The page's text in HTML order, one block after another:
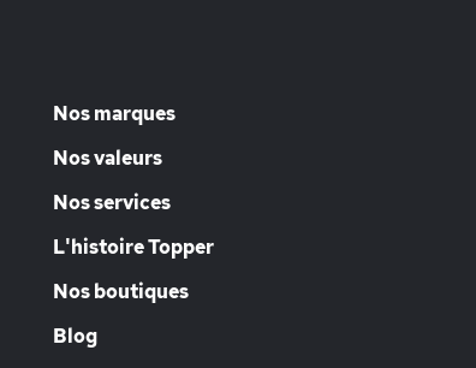
Nos marques
Nos valeurs
Nos services
L'histoire Topper
Nos boutiques
Blog